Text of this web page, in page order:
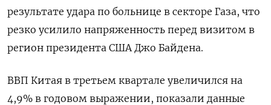
результате удара по больнице в секторе Газа, что
резко усилило напряженность перед визитом в
регион президента США Джо Байдена.
ВВП Китая в третьем квартале увеличился на
4,9% в годовом выражении, показали данные